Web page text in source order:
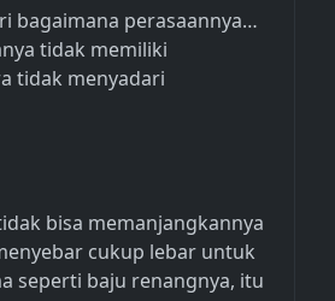
bagaimana perasaannya…
tidak memiliki
tidak menyadari
bisa memanjangkannya
cukup lebar untuk
seperti baju renangnya, itu